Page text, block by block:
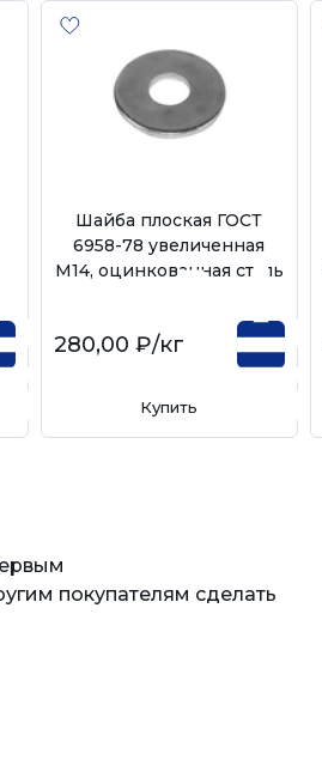
Шайба плоская ГОСТ
6958-78 увеличенная
М14, оцинкованная сталь
280,00 ₽/кг
Купить
покупателям сделать